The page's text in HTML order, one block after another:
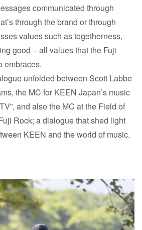
communicated through
through the brand or through
values such as togetherness,
good – all values that the Fuji
embraces.
unfolded between Scott Labbe
the MC for KEEN Japan’s music
and also the MC at the Field of
Rock; a dialogue that shed light
KEEN and the world of music.